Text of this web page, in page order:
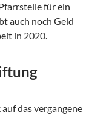
für ein
auch noch Geld
in 2020.
das vergangene